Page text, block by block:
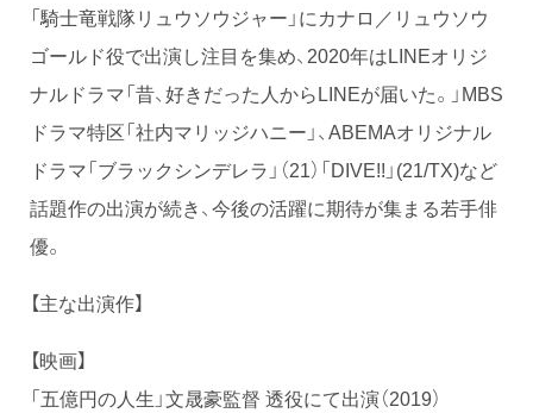
「騎士竜戦隊リュウソウジャー」にカナロ／リュウソウ
ゴールド役で出演し注目を集め、2020年はLINEオリジ
ナルドラマ「昔、好きだった人からLINEが届いた。」MBS
ドラマ特区「社内マリッジハニー」、ABEMAオリジナル
ドラマ「ブラックシンデレラ」（21）「DIVE!!」(21/TX)など
話題作の出演が続き、今後の活躍に期待が集まる若手俳
優。
【主な出演作】
【映画】
「五億円の人生」文晟豪監督 透役にて出演（2019）